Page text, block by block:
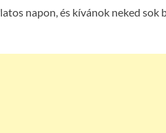
napon, és kívánok neked